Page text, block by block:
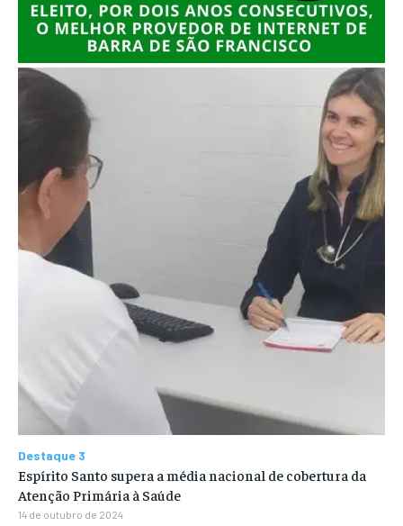
Destaque 3
Espírito Santo supera a média nacional de cobertura da
Atenção Primária à Saúde
14 de outubro de 2024